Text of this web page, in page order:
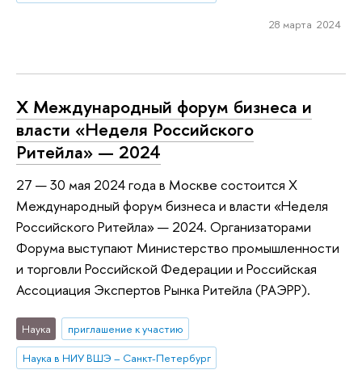
28 марта 2024
X Международный форум бизнеса и
власти «Неделя Российского
Ритейла» — 2024
27 — 30 мая 2024 года в Москве состоится X
Международный форум бизнеса и власти «Неделя
Российского Ритейла» — 2024. Организаторами
Форума выступают Министерство промышленности
и торговли Российской Федерации и Российская
Ассоциация Экспертов Рынка Ритейла (РАЭРР).
Наука
приглашение к участию
Наука в НИУ ВШЭ – Санкт-Петербург